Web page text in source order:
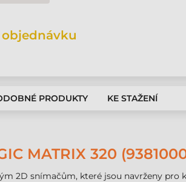
objednávku
PRODUKTY KE STAŽENÍ
MATRIX 320
2D snímačům, které jsou navrženy pro